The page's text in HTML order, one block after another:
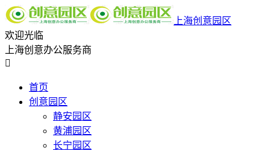
上海创意园区
欢迎光临
上海创意办公服务商

首页
创意园区
静安园区
黄浦园区
长宁园区